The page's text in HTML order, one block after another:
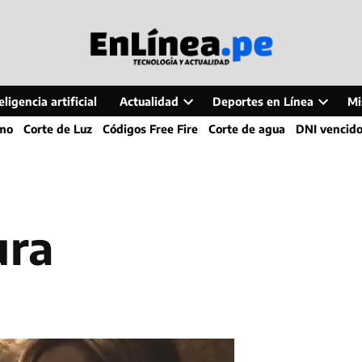
artificial Actualidad
Open
dropdown
Deportes en Línea
Open
dropdown
Corte de Luz Códigos Free Fire Corte de agua DNI vencido